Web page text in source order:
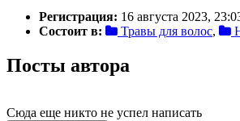
Регистрация: 16 августа 2023,
Состоит в:
Травы для волос,
Посты автора
Сюда еще никто не успел написать